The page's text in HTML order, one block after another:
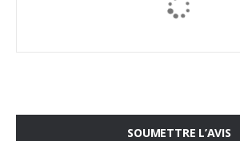
SOUMETTRE L’AVIS